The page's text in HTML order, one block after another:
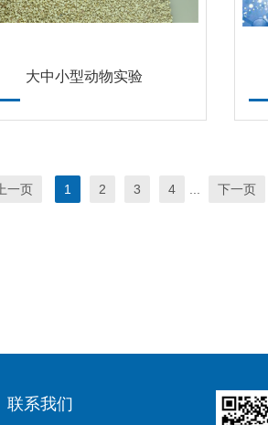
大中小型动物实验
上一页 1 2 3 4 下一页
联系我们